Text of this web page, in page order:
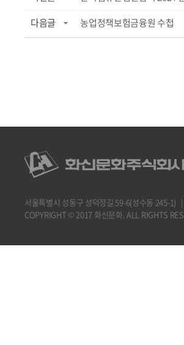
다음글
농업정책보험금융원 수첩
서울특별시 성동구 성덕정길 59-6(성수동
COPYRIGHT © 2017 화신문화. ALL RIGHTS